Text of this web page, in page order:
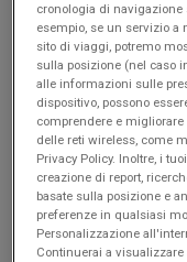
Coop
cronologia di
esempio, se un servizio
sito di viaggi, potremo
sulla posizione (nel caso
alle informazioni sulle
dispositivo, possono
comprendere e
delle reti wireless, come
Privacy Policy. Inoltre, i
creazione di report,
basate sulla posizione e
preferenze in qualsiasi
Personalizzazione
Continuerai a